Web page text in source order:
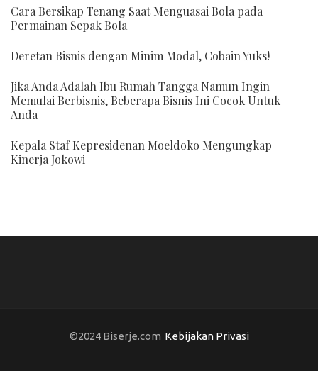
Cara Bersikap Tenang Saat Menguasai Bola pada
Permainan Sepak Bola
Deretan Bisnis dengan Minim Modal, Cobain Yuks!
Jika Anda Adalah Ibu Rumah Tangga Namun Ingin
Memulai Berbisnis, Beberapa Bisnis Ini Cocok Untuk
Anda
Kepala Staf Kepresidenan Moeldoko Mengungkap
Kinerja Jokowi
©2024 Biserje.com Kebijakan Privasi